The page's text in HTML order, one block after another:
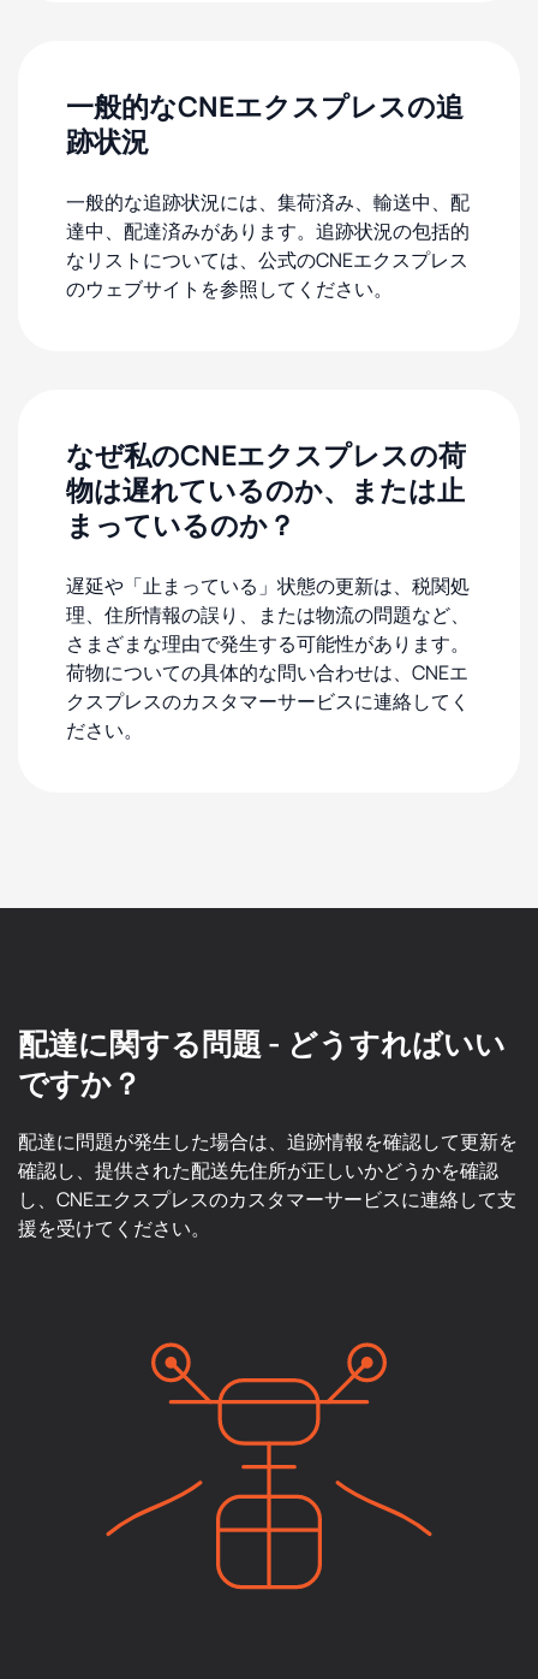
一般的なCNEエクスプレスの追
跡状況
一般的な追跡状況には、集荷済み、輸送中、配
達中、配達済みがあります。追跡状況の包括的
なリストについては、公式のCNEエクスプレス
のウェブサイトを参照してください。
なぜ私のCNEエクスプレスの荷
物は遅れているのか、または止
まっているのか？
遅延や「止まっている」状態の更新は、税関処
理、住所情報の誤り、または物流の問題など、
さまざまな理由で発生する可能性があります。
荷物についての具体的な問い合わせは、CNEエ
クスプレスのカスタマーサービスに連絡してく
ださい。
配達に関する問題 - どうすればいい
ですか？
配達に問題が発生した場合は、追跡情報を確認して更新を
確認し、提供された配送先住所が正しいかどうかを確認
し、CNEエクスプレスのカスタマーサービスに連絡して支
援を受けてください。